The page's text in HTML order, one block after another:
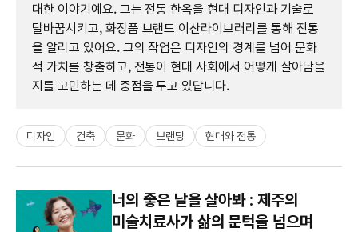
대한 이야기예요. 그는 전통 한옥을 현대 디자인과 기술로
탈바꿈시키고, 화장품 브랜드 이산라이브러리를 통해 전통
을 알리고 있어요. 그의 작업은 디자인의 경계를 넘어 문화
적 가치를 창출하고, 전통이 현대 사회에서 어떻게 살아남을
지를 고민하는 데 중점을 두고 있답니다.
디자인 건축 문화 브랜딩 현대와 전통
너의 좋은 날을 살아봐 : 제주의
미술치료사가 삶의 문턱을 넘으며